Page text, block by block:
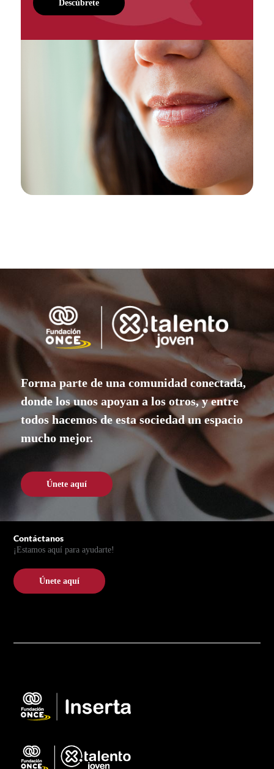
Descúbrete
Únete aquí
Forma parte de una comunidad conectada,
donde los unos apoyan a los otros, y entre
todos hacemos de esta sociedad un espacio
mucho mejor.
Únete aquí
Contáctanos
¡Estamos aquí para ayudarte!
Únete aquí